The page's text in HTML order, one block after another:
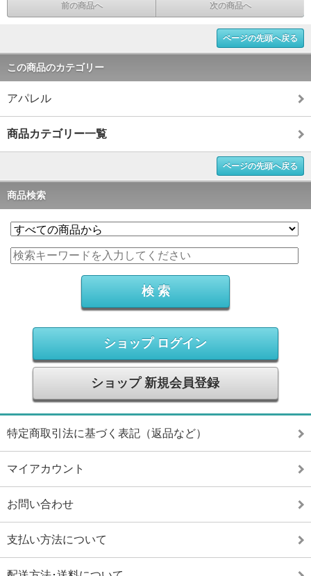
前の商品へ 次の商品へ
ページの先頭へ戻る
この商品のカテゴリー
アパレル
商品カテゴリー一覧
ページの先頭へ戻る
商品検索
ショップ ログイン
ショップ 新規会員登録
特定商取引法に基づく表記（返品など）
マイアカウント
お問い合わせ
支払い方法について